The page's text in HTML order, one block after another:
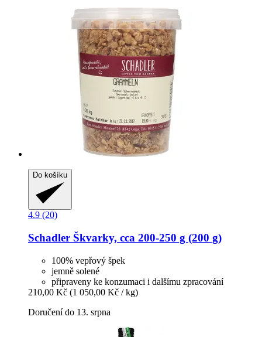
Do košíku
4.9 (20)
Schadler Škvarky, cca 200-​250 g (200 g)
100% vepřový špek
jemně solené
připraveny ke konzumaci i dalšímu zpracování
210,00 Kč (1 050,00 Kč / kg)
Doručení do 13. srpna